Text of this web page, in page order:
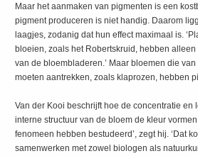
Maar het aanmaken van pigmenten is een
pigment produceren is niet handig. Daarom
laagjes, zodanig dat hun effect maximaal is.
bloeien, zoals het Robertskruid, hebben
van de bloembladeren.’ Maar bloemen die
moeten aantrekken, zoals klaprozen, hebben
Van der Kooi beschrijft hoe de concentratie en
interne structuur van de bloem de kleur
fenomeen hebben bestudeerd’, zegt hij. ‘Dat
samenwerken met zowel biologen als